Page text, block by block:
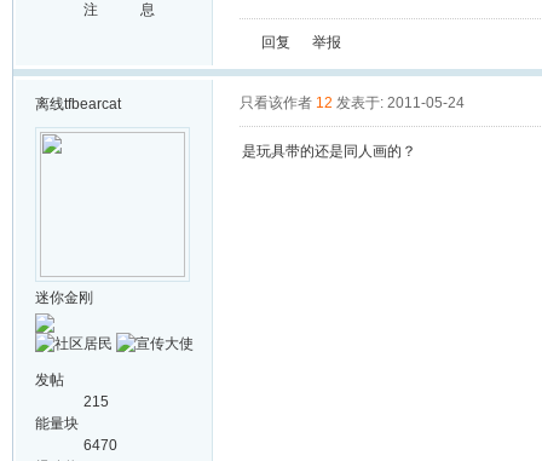
注
息
回复 举报
离线tfbearcat
迷你金刚
发帖
215
能量块
6470
只看该作者 12 发表于: 2011-05-24
是玩具带的还是同人画的？